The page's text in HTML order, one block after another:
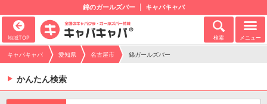
錦のガールズバー キャバキャバ
地域TOP 検索 メニュー
キャバキャバ 愛知県 名古屋市 錦ガールズバー
かんたん検索